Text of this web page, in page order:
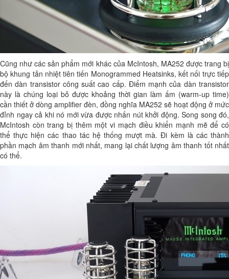
Cũng như các sản phẩm mới khác của McIntosh, MA252 được trang bị
bộ khung tản nhiệt tiên tiến Monogrammed Heatsinks, kết nối trực tiếp
đến dàn transistor công suất cao cấp. Điểm mạnh của dàn transistor
này là chúng loại bỏ được khoảng thời gian làm ấm (warm-up time)
cần thiết ở dòng amplifier đèn, đồng nghĩa MA252 sẽ hoạt động ở mức
đỉnh ngay cả khi nó mới vừa được nhấn nút khởi động. Song song đó,
McIntosh còn trang bị thêm một vi mạch điều khiển mạnh mẽ để có
thể thực hiện các thao tác hệ thống mượt mà. Đi kèm là các thành
phần mạch âm thanh mới nhất, mang lại chất lượng âm thanh tốt nhất
có thể.